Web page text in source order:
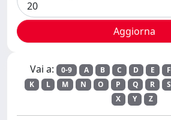
Vai a: 0-9 A B C D E F
K
L M N O P Q R S
X
Y Z